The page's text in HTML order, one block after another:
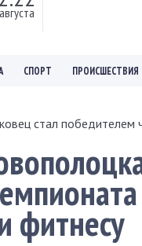
СПОРТ ПРОИСШЕСТВИЯ
стал победителем
фитнесу